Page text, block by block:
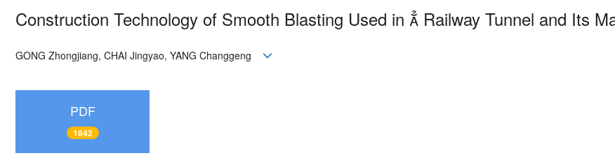
Construction Technology of Smooth Blasting Used in  Railway Tunnel and Its
GONG Zhongjiang, CHAI Jingyao, YANG Changgeng
PDF
1842